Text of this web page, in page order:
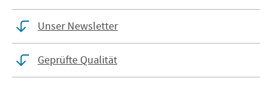
Unser Newsletter
Geprüfte Qualität